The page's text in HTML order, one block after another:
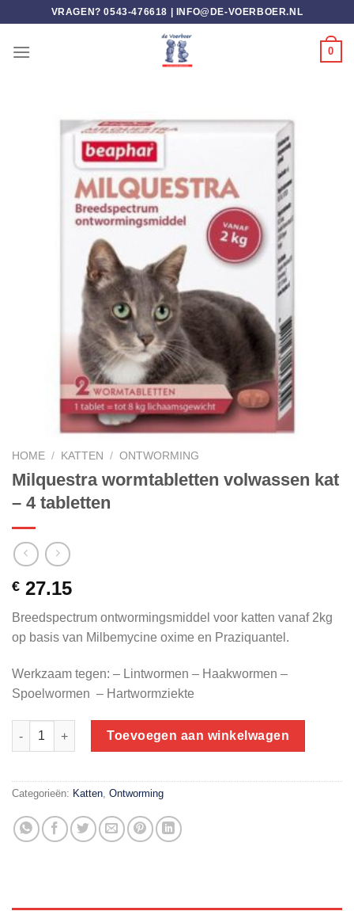
inhoud
VRAGEN? 0543-476618 | INFO@DE-VOERBOER.NL
0
HOME / KATTEN / ONTWORMING
Milquestra wormtabletten volwassen kat
– 4 tabletten
€ 27.15
Breedspectrum ontwormingsmiddel voor katten vanaf 2kg
op basis van Milbemycine oxime en Praziquantel.
Werkzaam tegen: – Lintwormen – Haakwormen –
Spoelwormen – Hartwormziekte
Milquestra wormtabletten volwassen kat - 4 tabletten aantal
Toevoegen aan winkelwagen
Categorieën: Katten Ontworming